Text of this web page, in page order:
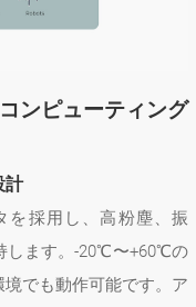
ンピューティング
計
を採用し、高粉塵、振
します。-20℃〜+60℃の
でも動作可能です。ア